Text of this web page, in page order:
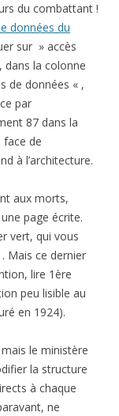
du combattant !
données du
sur » accès
dans la colonne
de données « ,
par
87 dans la
face de
à l’architecture.
aux morts,
page écrite.
vert, qui vous
Mais ce dernier
lire 1ère
peu lisible au
en 1924).
le ministère
la structure
à chaque
ne